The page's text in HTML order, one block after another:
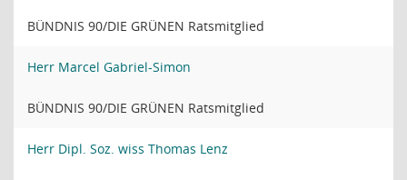
BÜNDNIS 90/DIE GRÜNEN Ratsmitglied
Herr Marcel Gabriel-Simon
BÜNDNIS 90/DIE GRÜNEN Ratsmitglied
Herr Dipl. Soz. wiss Thomas Lenz